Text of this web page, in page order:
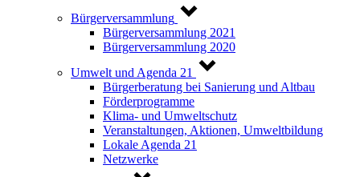
Bürgerversammlung
Bürgerversammlung 2021
Bürgerversammlung 2020
Umwelt und Agenda 21
Bürgerberatung bei Sanierung und Altbau
Förderprogramme
Klima- und Umweltschutz
Veranstaltungen, Aktionen, Umweltbildung
Lokale Agenda 21
Netzwerke